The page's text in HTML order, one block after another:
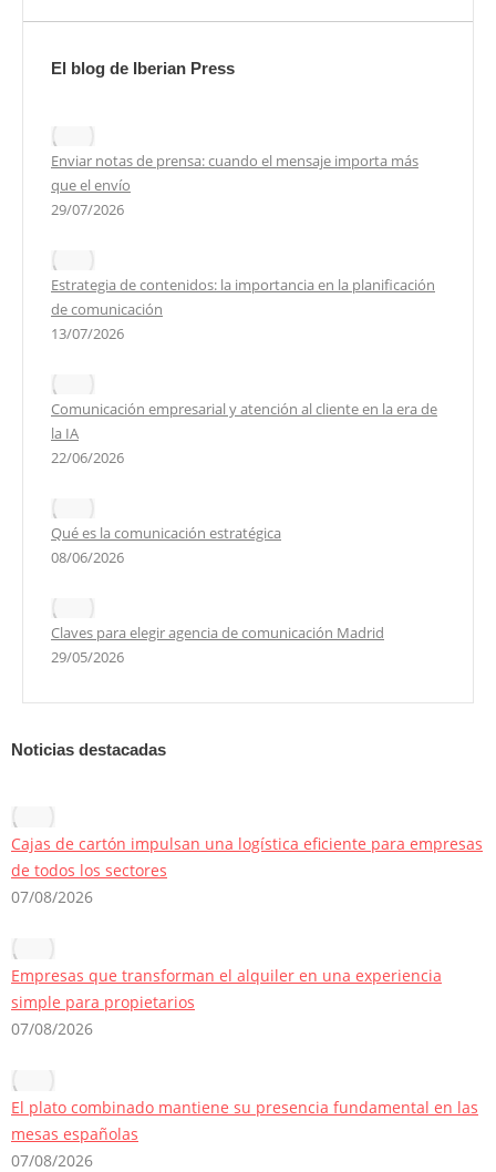
El blog de Iberian Press
Enviar notas de prensa: cuando el mensaje importa más
que el envío
29/07/2026
Estrategia de contenidos: la importancia en la planificación
de comunicación
13/07/2026
Comunicación empresarial y atención al cliente en la era de
la IA
22/06/2026
Qué es la comunicación estratégica
08/06/2026
Claves para elegir agencia de comunicación Madrid
29/05/2026
Noticias destacadas
Cajas de cartón impulsan una logística eficiente para empresas
de todos los sectores
07/08/2026
Empresas que transforman el alquiler en una experiencia
simple para propietarios
07/08/2026
El plato combinado mantiene su presencia fundamental en las
mesas españolas
07/08/2026